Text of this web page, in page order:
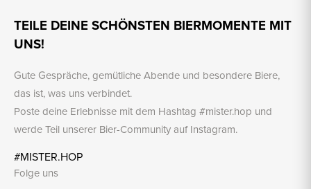
TEILE DEINE SCHÖNSTEN BIERMOMENTE MIT
UNS!
Gute Gespräche, gemütliche Abende und besondere Biere,
das ist, was uns verbindet.
Poste deine Erlebnisse mit dem Hashtag #mister.hop und
werde Teil unserer Bier-Community auf Instagram.
#MISTER.HOP
Folge uns